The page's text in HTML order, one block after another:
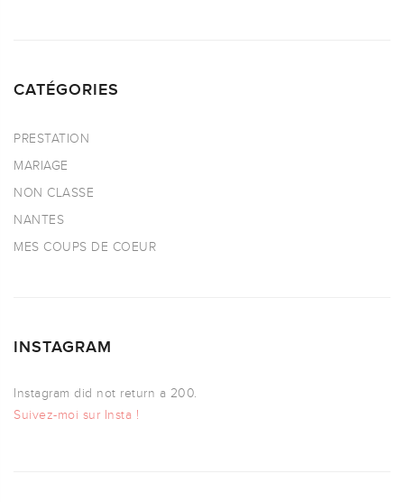
CATÉGORIES
PRESTATION
MARIAGE
NON CLASSE
NANTES
MES COUPS DE COEUR
INSTAGRAM
Instagram did not return a 200.
Suivez-moi sur Insta !